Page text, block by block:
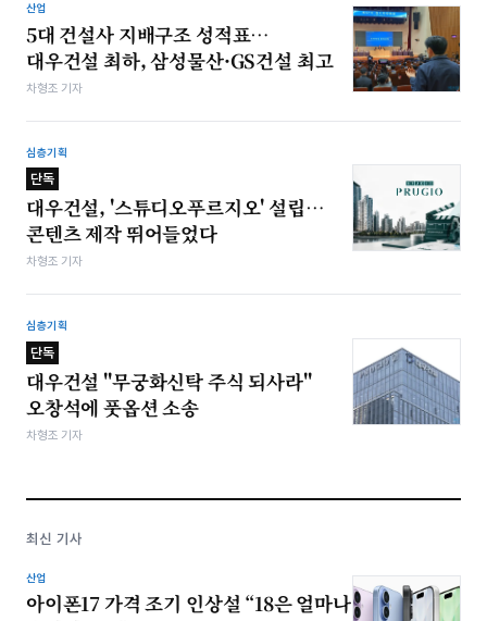
산업
5대 건설사 지배구조 성적표…
대우건설 최하, 삼성물산·GS건설 최고
차형조 기자
심층기획
단독
대우건설, '스튜디오푸르지오' 설립…
콘텐츠 제작 뛰어들었다
차형조 기자
심층기획
단독
대우건설 "무궁화신탁 주식 되사라"
오창석에 풋옵션 소송
차형조 기자
최신 기사
산업
아이폰17 가격 조기 인상설 “18은 얼마나